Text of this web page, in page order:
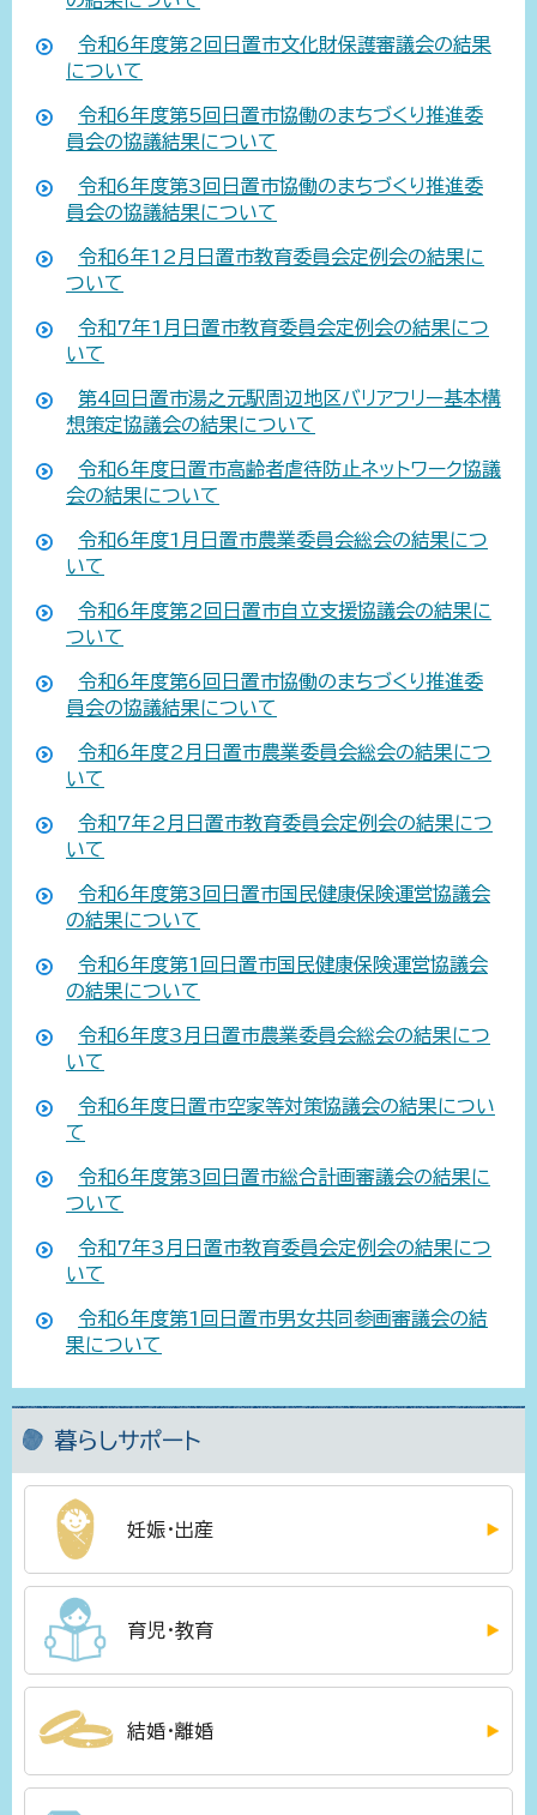
令和6年度第2回日置市文化財保護審議会の結果
について
令和6年度第5回日置市協働のまちづくり推進委
員会の協議結果について
令和6年度第3回日置市協働のまちづくり推進委
員会の協議結果について
令和6年12月日置市教育委員会定例会の結果に
ついて
令和7年1月日置市教育委員会定例会の結果につ
いて
第4回日置市湯之元駅周辺地区バリアフリー基本構
想策定協議会の結果について
令和6年度日置市高齢者虐待防止ネットワーク協議
会の結果について
令和6年度1月日置市農業委員会総会の結果につ
いて
令和6年度第2回日置市自立支援協議会の結果に
ついて
令和6年度第6回日置市協働のまちづくり推進委
員会の協議結果について
令和6年度2月日置市農業委員会総会の結果につ
いて
令和7年2月日置市教育委員会定例会の結果につ
いて
令和6年度第3回日置市国民健康保険運営協議会
の結果について
令和6年度第1回日置市国民健康保険運営協議会
の結果について
令和6年度3月日置市農業委員会総会の結果につ
いて
令和6年度日置市空家等対策協議会の結果につい
て
令和6年度第3回日置市総合計画審議会の結果に
ついて
令和7年3月日置市教育委員会定例会の結果につ
いて
令和6年度第1回日置市男女共同参画審議会の結
果について
暮らしサポート
妊娠・出産
育児・教育
結婚・離婚